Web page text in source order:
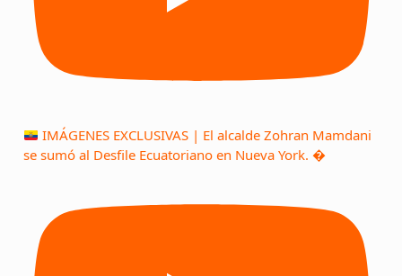
IMÁGENES EXCLUSIVAS | El alcalde Zohran Mamdani
se sumó al Desfile Ecuatoriano en Nueva York. �